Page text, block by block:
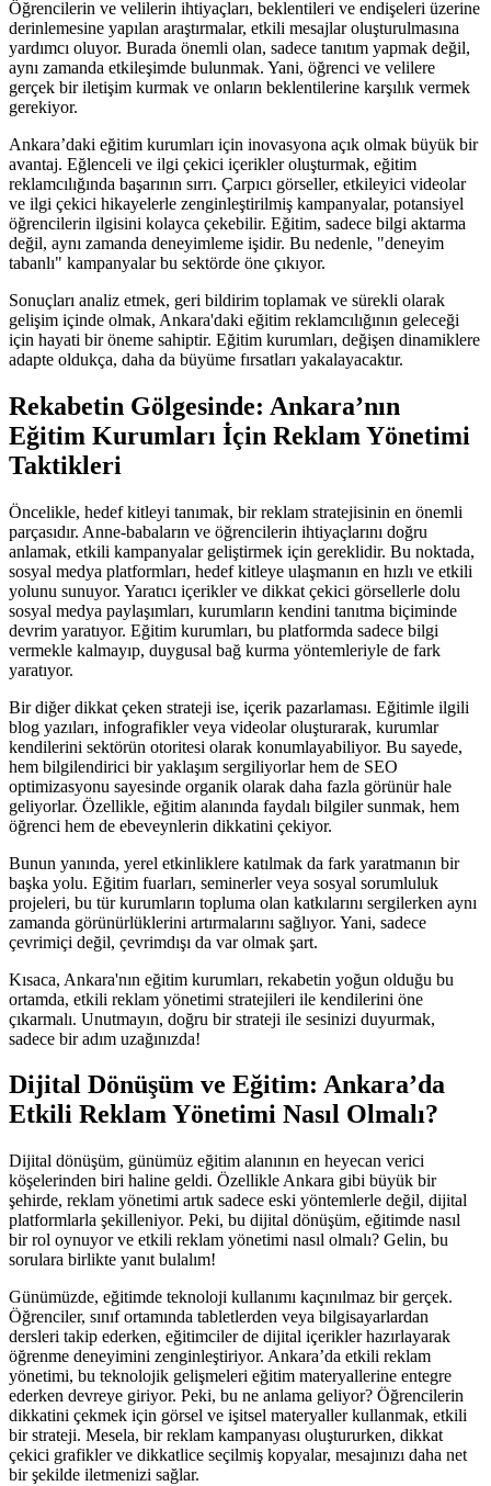
Öğrencilerin ve velilerin ihtiyaçları, beklentileri ve endişeleri üzerine
derinlemesine yapılan araştırmalar, etkili mesajlar oluşturulmasına
yardımcı oluyor. Burada önemli olan, sadece tanıtım yapmak değil,
aynı zamanda etkileşimde bulunmak. Yani, öğrenci ve velilere
gerçek bir iletişim kurmak ve onların beklentilerine karşılık vermek
gerekiyor.
Ankara’daki eğitim kurumları için inovasyona açık olmak büyük bir
avantaj. Eğlenceli ve ilgi çekici içerikler oluşturmak, eğitim
reklamcılığında başarının sırrı. Çarpıcı görseller, etkileyici videolar
ve ilgi çekici hikayelerle zenginleştirilmiş kampanyalar, potansiyel
öğrencilerin ilgisini kolayca çekebilir. Eğitim, sadece bilgi aktarma
değil, aynı zamanda deneyimleme işidir. Bu nedenle, "deneyim
tabanlı" kampanyalar bu sektörde öne çıkıyor.
Sonuçları analiz etmek, geri bildirim toplamak ve sürekli olarak
gelişim içinde olmak, Ankara'daki eğitim reklamcılığının geleceği
için hayati bir öneme sahiptir. Eğitim kurumları, değişen dinamiklere
adapte oldukça, daha da büyüme fırsatları yakalayacaktır.
Rekabetin Gölgesinde: Ankara’nın
Eğitim Kurumları İçin Reklam Yönetimi
Taktikleri
Öncelikle, hedef kitleyi tanımak, bir reklam stratejisinin en önemli
parçasıdır. Anne-babaların ve öğrencilerin ihtiyaçlarını doğru
anlamak, etkili kampanyalar geliştirmek için gereklidir. Bu noktada,
sosyal medya platformları, hedef kitleye ulaşmanın en hızlı ve etkili
yolunu sunuyor. Yaratıcı içerikler ve dikkat çekici görsellerle dolu
sosyal medya paylaşımları, kurumların kendini tanıtma biçiminde
devrim yaratıyor. Eğitim kurumları, bu platformda sadece bilgi
vermekle kalmayıp, duygusal bağ kurma yöntemleriyle de fark
yaratıyor.
Bir diğer dikkat çeken strateji ise, içerik pazarlaması. Eğitimle ilgili
blog yazıları, infografikler veya videolar oluşturarak, kurumlar
kendilerini sektörün otoritesi olarak konumlayabiliyor. Bu sayede,
hem bilgilendirici bir yaklaşım sergiliyorlar hem de SEO
optimizasyonu sayesinde organik olarak daha fazla görünür hale
geliyorlar. Özellikle, eğitim alanında faydalı bilgiler sunmak, hem
öğrenci hem de ebeveynlerin dikkatini çekiyor.
Bunun yanında, yerel etkinliklere katılmak da fark yaratmanın bir
başka yolu. Eğitim fuarları, seminerler veya sosyal sorumluluk
projeleri, bu tür kurumların topluma olan katkılarını sergilerken aynı
zamanda görünürlüklerini artırmalarını sağlıyor. Yani, sadece
çevrimiçi değil, çevrimdışı da var olmak şart.
Kısaca, Ankara'nın eğitim kurumları, rekabetin yoğun olduğu bu
ortamda, etkili reklam yönetimi stratejileri ile kendilerini öne
çıkarmalı. Unutmayın, doğru bir strateji ile sesinizi duyurmak,
sadece bir adım uzağınızda!
Dijital Dönüşüm ve Eğitim: Ankara’da
Etkili Reklam Yönetimi Nasıl Olmalı?
Dijital dönüşüm, günümüz eğitim alanının en heyecan verici
köşelerinden biri haline geldi. Özellikle Ankara gibi büyük bir
şehirde, reklam yönetimi artık sadece eski yöntemlerle değil, dijital
platformlarla şekilleniyor. Peki, bu dijital dönüşüm, eğitimde nasıl
bir rol oynuyor ve etkili reklam yönetimi nasıl olmalı? Gelin, bu
sorulara birlikte yanıt bulalım!
Günümüzde, eğitimde teknoloji kullanımı kaçınılmaz bir gerçek.
Öğrenciler, sınıf ortamında tabletlerden veya bilgisayarlardan
dersleri takip ederken, eğitimciler de dijital içerikler hazırlayarak
öğrenme deneyimini zenginleştiriyor. Ankara’da etkili reklam
yönetimi, bu teknolojik gelişmeleri eğitim materyallerine entegre
ederken devreye giriyor. Peki, bu ne anlama geliyor? Öğrencilerin
dikkatini çekmek için görsel ve işitsel materyaller kullanmak, etkili
bir strateji. Mesela, bir reklam kampanyası oluştururken, dikkat
çekici grafikler ve dikkatlice seçilmiş kopyalar, mesajınızı daha net
bir şekilde iletmenizi sağlar.